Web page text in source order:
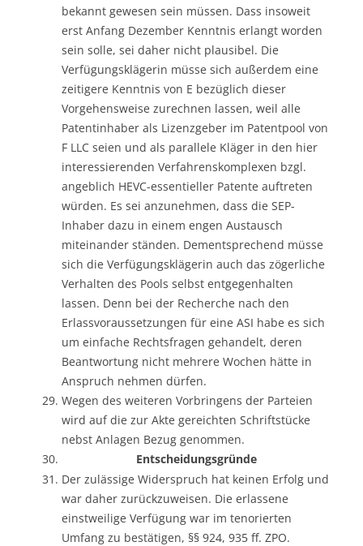
bekannt gewesen sein müssen. Dass insoweit
erst Anfang Dezember Kenntnis erlangt worden
sein solle, sei daher nicht plausibel. Die
Verfügungsklägerin müsse sich außerdem eine
zeitigere Kenntnis von E bezüglich dieser
Vorgehensweise zurechnen lassen, weil alle
Patentinhaber als Lizenzgeber im Patentpool von
F LLC seien und als parallele Kläger in den hier
interessierenden Verfahrenskomplexen bzgl.
angeblich HEVC-essentieller Patente auftreten
würden. Es sei anzunehmen, dass die SEP-
Inhaber dazu in einem engen Austausch
miteinander ständen. Dementsprechend müsse
sich die Verfügungsklägerin auch das zögerliche
Verhalten des Pools selbst entgegenhalten
lassen. Denn bei der Recherche nach den
Erlassvoraussetzungen für eine ASI habe es sich
um einfache Rechtsfragen gehandelt, deren
Beantwortung nicht mehrere Wochen hätte in
Anspruch nehmen dürfen.
Wegen des weiteren Vorbringens der Parteien
wird auf die zur Akte gereichten Schriftstücke
nebst Anlagen Bezug genommen.
Entscheidungsgründe
Der zulässige Widerspruch hat keinen Erfolg und
war daher zurückzuweisen. Die erlassene
einstweilige Verfügung war im tenorierten
Umfang zu bestätigen, §§ 924, 935 ff. ZPO.